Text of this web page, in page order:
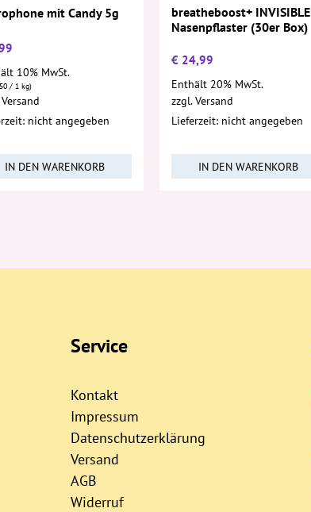
mit Candy 5g
10% MwSt.
/ 1 kg)
Versand
nicht angegeben
IN DEN WARENKORB
breatheboost+ INVISIBLE
Nasenpflaster (30er Box)
€ 24,99
Enthält 20% MwSt.
zzgl.Versand
Lieferzeit: nicht angegeben
IN DEN WARENKORB
Service
Kontakt
Impressum
Datenschutzerklärung
Versand
AGB
Widerruf